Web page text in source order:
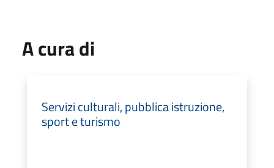
A cura di
Servizi culturali, pubblica istruzione,
sport e turismo